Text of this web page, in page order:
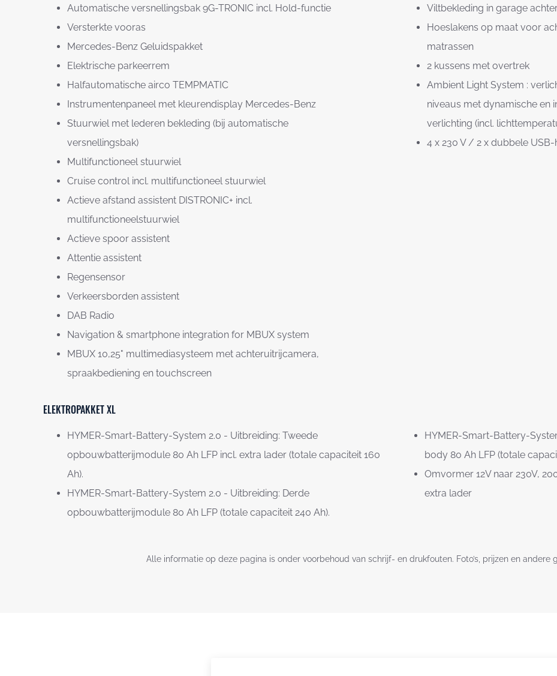
Automatische versnellingsbak 9G-TRONIC incl. Hold-functie
Versterkte vooras
Mercedes-Benz Geluidspakket
Elektrische parkeerrem
Halfautomatische airco TEMPMATIC
Instrumentenpaneel met kleurendisplay Mercedes-Benz
Stuurwiel met lederen bekleding (bij automatische
versnellingsbak)
Multifunctioneel stuurwiel
Cruise control incl. multifunctioneel stuurwiel
Actieve afstand assistent DISTRONIC+ incl.
multifunctioneelstuurwiel
Actieve spoor assistent
Attentie assistent
Regensensor
Verkeersborden assistent
DAB Radio
Navigation & smartphone integration for MBUX system
MBUX 10,25" multimediasysteem met achteruitrijcamera,
spraakbediening en touchscreen
Viltbekleding in garage
Hoeslakens op maat voor
matrassen
2 kussens met overtrek
Ambient Light System :
niveaus met dynamische en
verlichting (incl.
4 x 230 V / 2 x dubbele
ELEKTROPAKKET XL
HYMER-Smart-Battery-System 2.0 - Uitbreiding: Tweede
opbouwbatterijmodule 80 Ah LFP incl. extra lader (totale capaciteit 160
Ah).
HYMER-Smart-Battery-System 2.0 - Uitbreiding: Derde
opbouwbatterijmodule 80 Ah LFP (totale capaciteit 240 Ah).
HYMER-Smart-Battery-
body 80 Ah LFP (totale
Omvormer 12V naar 230V,
extra lader
Alle informatie op deze pagina is onder voorbehoud van schrijf- en drukfouten. Foto’s, prijzen en andere